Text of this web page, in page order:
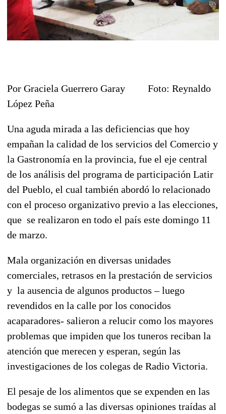
Por Graciela Guerrero Garay Foto: Reynaldo
López Peña
Una aguda mirada a las deficiencias que hoy
empañan la calidad de los servicios del Comercio y
la Gastronomía en la provincia, fue el eje central
de los análisis del programa de participación Latir
del Pueblo, el cual también abordó lo relacionado
con el proceso organizativo previo a las elecciones,
que se realizaron en todo el país este domingo 11
de marzo.
Mala organización en diversas unidades
comerciales, retrasos en la prestación de servicios
y la ausencia de algunos productos – luego
revendidos en la calle por los conocidos
acaparadores- salieron a relucir como los mayores
problemas que impiden que los tuneros reciban la
atención que merecen y esperan, según las
investigaciones de los colegas de Radio Victoria.
El pesaje de los alimentos que se expenden en las
bodegas se sumó a las diversas opiniones traídas al